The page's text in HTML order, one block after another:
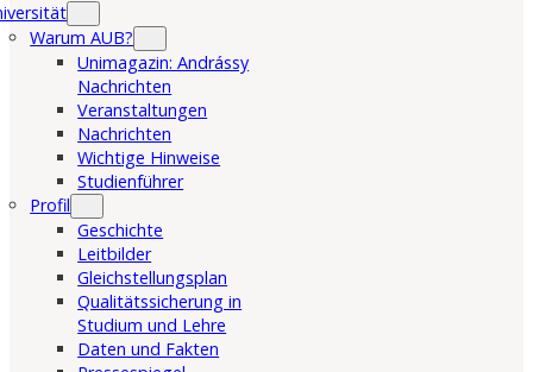
Warum AUB?
Unimagazin: Andrássy
Nachrichten
Veranstaltungen
Nachrichten
Wichtige Hinweise
Studienführer
Profil
Geschichte
Leitbilder
Gleichstellungsplan
Qualitätssicherung in
Studium und Lehre
Daten und Fakten